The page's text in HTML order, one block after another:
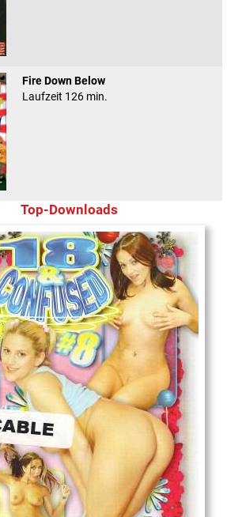
Fire Down Below
Laufzeit 126 min.
Top-Downloads